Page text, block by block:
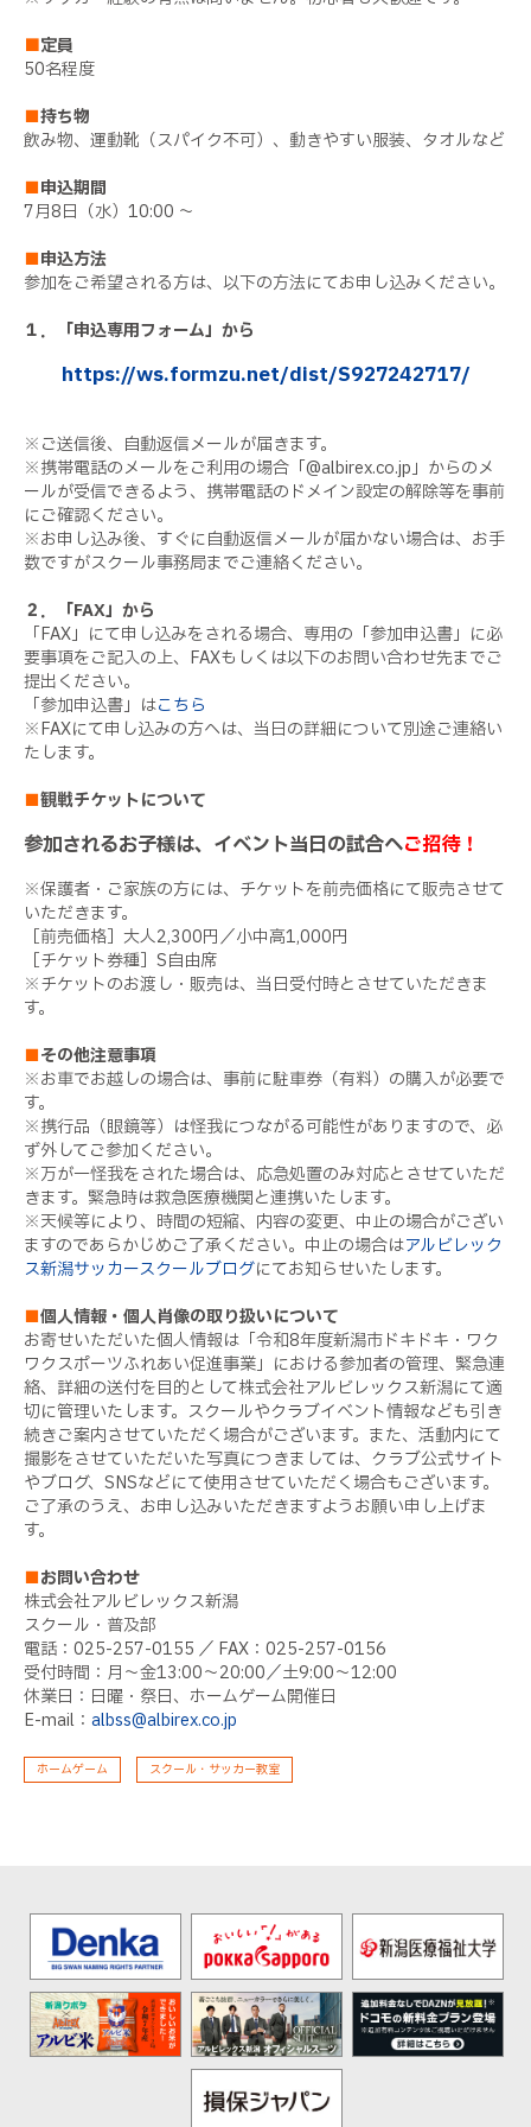
■定員
50名程度
■持ち物
飲み物、運動靴（スパイク不可）、動きやすい服装、タオルなど
■申込期間
7月8日（水）10:00 ～
■申込方法
参加をご希望される方は、以下の方法にてお申し込みください。
１．「申込専用フォーム」から
https://ws.formzu.net/dist/S927242717/
※ご送信後、自動返信メールが届きます。
※携帯電話のメールをご利用の場合「@albirex.co.jp」からのメ
ールが受信できるよう、携帯電話のドメイン設定の解除等を事前
にご確認ください。
※お申し込み後、すぐに自動返信メールが届かない場合は、お手
数ですがスクール事務局までご連絡ください。
２．「FAX」から
「FAX」にて申し込みをされる場合、専用の「参加申込書」に必
要事項をご記入の上、FAXもしくは以下のお問い合わせ先までご
提出ください。
「参加申込書」はこちら
※FAXにて申し込みの方へは、当日の詳細について別途ご連絡い
たします。
■観戦チケットについて
参加されるお子様は、イベント当日の試合へご招待！
※保護者・ご家族の方には、チケットを前売価格にて販売させて
いただきます。
［前売価格］大人2,300円／小中高1,000円
［チケット券種］S自由席
※チケットのお渡し・販売は、当日受付時とさせていただきま
す。
■その他注意事項
※お車でお越しの場合は、事前に駐車券（有料）の購入が必要で
す。
※携行品（眼鏡等）は怪我につながる可能性がありますので、必
ず外してご参加ください。
※万が一怪我をされた場合は、応急処置のみ対応とさせていただ
きます。緊急時は救急医療機関と連携いたします。
※天候等により、時間の短縮、内容の変更、中止の場合がござい
ますのであらかじめご了承ください。中止の場合はアルビレック
ス新潟サッカースクールブログにてお知らせいたします。
■個人情報・個人肖像の取り扱いについて
お寄せいただいた個人情報は「令和8年度新潟市ドキドキ・ワク
ワクスポーツふれあい促進事業」における参加者の管理、緊急連
絡、詳細の送付を目的として株式会社アルビレックス新潟にて適
切に管理いたします。スクールやクラブイベント情報なども引き
続きご案内させていただく場合がございます。また、活動内にて
撮影をさせていただいた写真につきましては、クラブ公式サイト
やブログ、SNSなどにて使用させていただく場合もございます。
ご了承のうえ、お申し込みいただきますようお願い申し上げま
す。
■お問い合わせ
株式会社アルビレックス新潟
スクール・普及部
電話：025-257-0155 ／ FAX：025-257-0156
受付時間：月～金13:00～20:00／土9:00～12:00
休業日：日曜・祭日、ホームゲーム開催日
E-mail： albss@albirex.co.jp
ホームゲーム スクール・サッカー教室